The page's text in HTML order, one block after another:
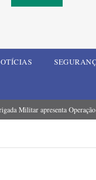
Militar apresenta